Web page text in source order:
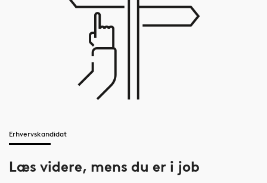
Erhvervskandidat
Læs videre, mens du er i job